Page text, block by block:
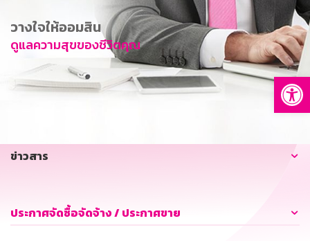
การพัฒนาที่ยั่งยืน
ข่าวสาร
บริการทางการเงิน
อื่นๆ
วางใจให้ออมสิน
ดูแลความสุขของชีวิตคุณ
ข่าวสาร
ประกาศจัดซื้อจัดจ้าง / ประกาศขาย